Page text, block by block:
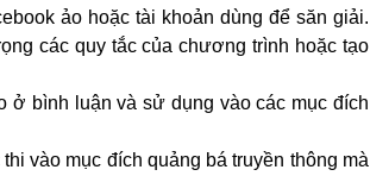
ảo hoặc tài khoản dùng để săn giải.
các quy tắc của chương trình hoặc tạo
ở bình luận và sử dụng vào các mục đích
vào mục đích quảng bá truyền thông mà